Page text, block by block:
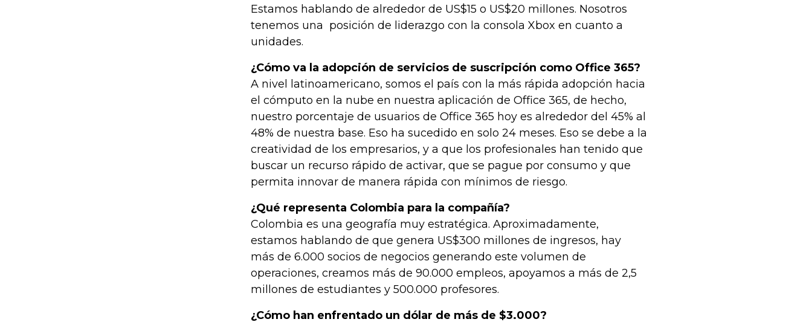
Estamos hablando de alrededor de US$15 o US$20 millones. Nosotros
tenemos una posición de liderazgo con la consola Xbox en cuanto a
unidades.
¿Cómo va la adopción de servicios de suscripción como Office 365?
A nivel latinoamericano, somos el país con la más rápida adopción hacia
el cómputo en la nube en nuestra aplicación de Office 365, de hecho,
nuestro porcentaje de usuarios de Office 365 hoy es alrededor del 45% al
48% de nuestra base. Eso ha sucedido en solo 24 meses. Eso se debe a la
creatividad de los empresarios, y a que los profesionales han tenido que
buscar un recurso rápido de activar, que se pague por consumo y que
permita innovar de manera rápida con mínimos de riesgo.
¿Qué representa Colombia para la compañía?
Colombia es una geografía muy estratégica. Aproximadamente,
estamos hablando de que genera US$300 millones de ingresos, hay
más de 6.000 socios de negocios generando este volumen de
operaciones, creamos más de 90.000 empleos, apoyamos a más de 2,5
millones de estudiantes y 500.000 profesores.
¿Cómo han enfrentado un dólar de más de $3.000?